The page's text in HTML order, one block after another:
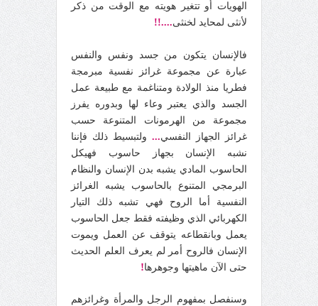
الهويات أو تتغير هويته مع الوقت من ذكر
لأنثى لمحايد لخنثى....!!
فالإنسان يتكون من جسد ونفس والنفس
عبارة عن مجموعة غرائز نفسية مبرمجة
فطريا منذ الولادة ومتناغمة مع طبيعة عمل
الجسد والذي يعتبر وعاء لها وبدوره يفرز
مجموعة من الهرمونات المتنوعة حسب
غرائز الجهاز النفسي... ولتبسيط ذلك فإننا
نشبه الإنسان بجهاز حاسوب فهيكل
الحاسوب المادي يشبه بدن الإنسان والنظام
البرمجي المتنوع بالحاسوب يشبه الغرائز
النفسية أما الروح فهي تشبه ذلك التيار
الكهربائي الذي وظيفته فقط جعل الحاسوب
يعمل وبانقطاعه يتوقف عن العمل ويموت
الإنسان فالروح أمر لم يعرف العلم الحديث
حتى الآن ماهيتها وجوهرها!
وسنفصل بمفهوم الرجل والمرأة وغرائزهم